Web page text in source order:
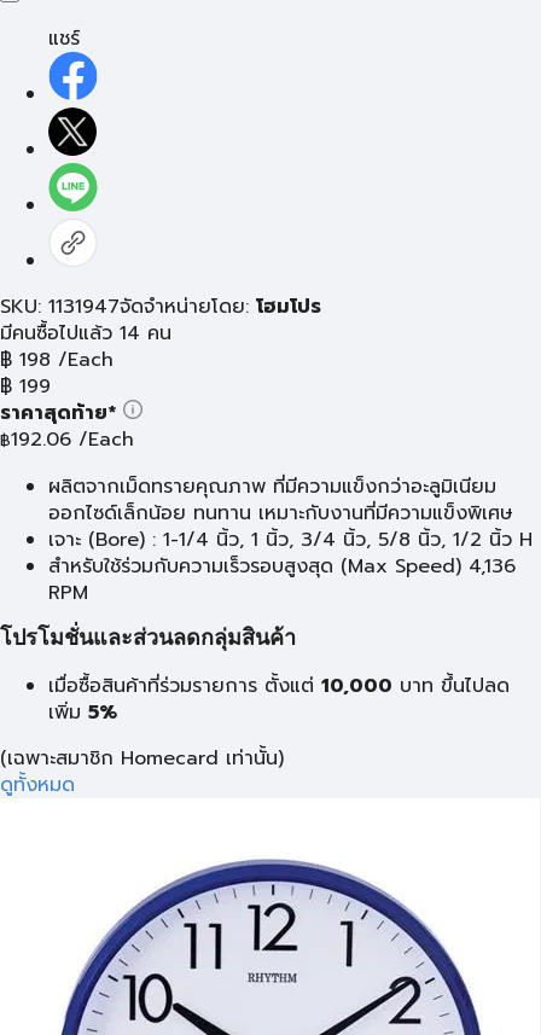
แชร์
SKU: 1131947จัดจำหน่ายโดย: โฮมโปร
มีคนซื้อไปแล้ว 14 คน
฿ 198 /Each
฿ 199
ราคาสุดท้าย*
฿192.06 /Each
ผลิตจากเม็ดทรายคุณภาพ ที่มีความแข็งกว่าอะลูมิเนียม
ออกไซด์เล็กน้อย ทนทาน เหมาะกับงานที่มีความแข็งพิเศษ
เจาะ (Bore) : 1-1/4 นิ้ว, 1 นิ้ว, 3/4 นิ้ว, 5/8 นิ้ว, 1/2 นิ้ว H
สำหรับใช้ร่วมกับความเร็วรอบสูงสุด (Max Speed) 4,136
RPM
โปรโมชั่นและส่วนลดกลุ่มสินค้า
เมื่อซื้อสินค้าที่ร่วมรายการ ตั้งแต่ 10,000 บาท ขึ้นไปลด
เพิ่ม 5%
(เฉพาะสมาชิก Homecard เท่านั้น)
ดูทั้งหมด